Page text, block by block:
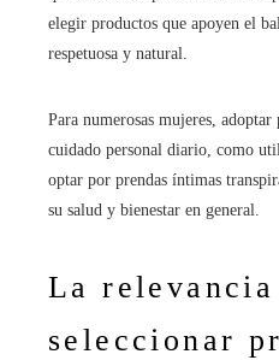
elegir productos que apoyen el
respetuosa y natural.
Para numerosas mujeres, adoptar
cuidado personal diario, como
optar por prendas íntimas
su salud y bienestar en general.
La relevancia
seleccionar